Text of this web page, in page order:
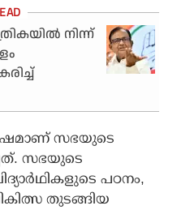
നിന്ന്
സഭയുടെ
സഭയുടെ
പഠനം,
തുടങ്ങിയ